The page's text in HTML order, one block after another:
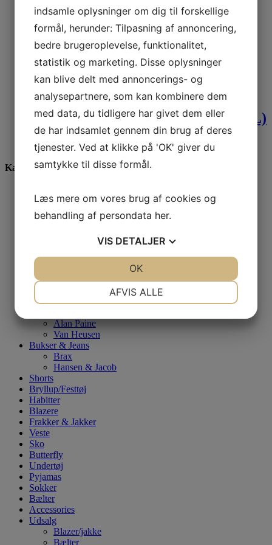
Paul & Shark strik
1.999,00DKK
Paul & Shark pullover(Str. M & 4XL)
2.149,00DKK– 2.349,00DKK
Kategorier
Skjorter
Barbour
Paul & Shark
Eton
Poloer
Strik & Sweatshirts
Alan Paine
Van Heusen
Bukser & Jeans
Brax
Hansen & Jacob
Shorts
Bryllup/Festtøj
Habitter
Blazere
Frakker & Jakker
Veste
Sko
Butterfly
Undertøj
Pyjamas
Sokker
Bælter
Accessories
Udsalg
Blazer/jakke
Bælter
indsamle oplysninger om dig til forskellige
formål, herunder: Tilpasning af annoncering,
bedre brugeroplevelse, funktionalitet,
statistik og marketing. Disse oplysninger
kan blive delt med annoncerings- og
analysepartnere, som kan kombinere dem
med data, du tidligere har givet dem eller
de har indsamlet gennem din brug af deres
tjenester. Ved at klikke på 'OK' giver du
samtykke til disse formål.
Læs mere om vores brug af cookies og
behandling af persondata her.
VIS DETALJER
MARKETING
AFVIS ALLE
OK